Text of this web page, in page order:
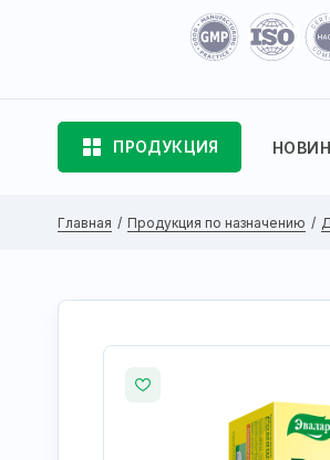
ПРОДУКЦИЯ
Главная Продукция по назначению